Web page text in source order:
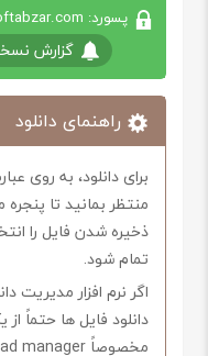
پسورد: softabzar.com
گزارش
راهنمای دانلود
برای دانلود، به روی
منتظر بمانید تا
ذخیره شدن فایل را
تمام شود.
اگر نرم افزار مدیریت
دانلود فایل ها حتماً
مخصوصاً internet download manager استفاده کنید.